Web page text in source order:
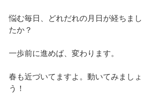
悩む毎日、どれだれの月日が経ちまし
たか？
一歩前に進めば、変わります。
春も近づいてますよ。動いてみましょ
う！